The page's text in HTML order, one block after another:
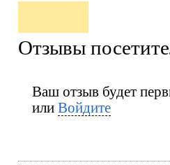
Отзывы
Ваш отзыв будет
или Войдите